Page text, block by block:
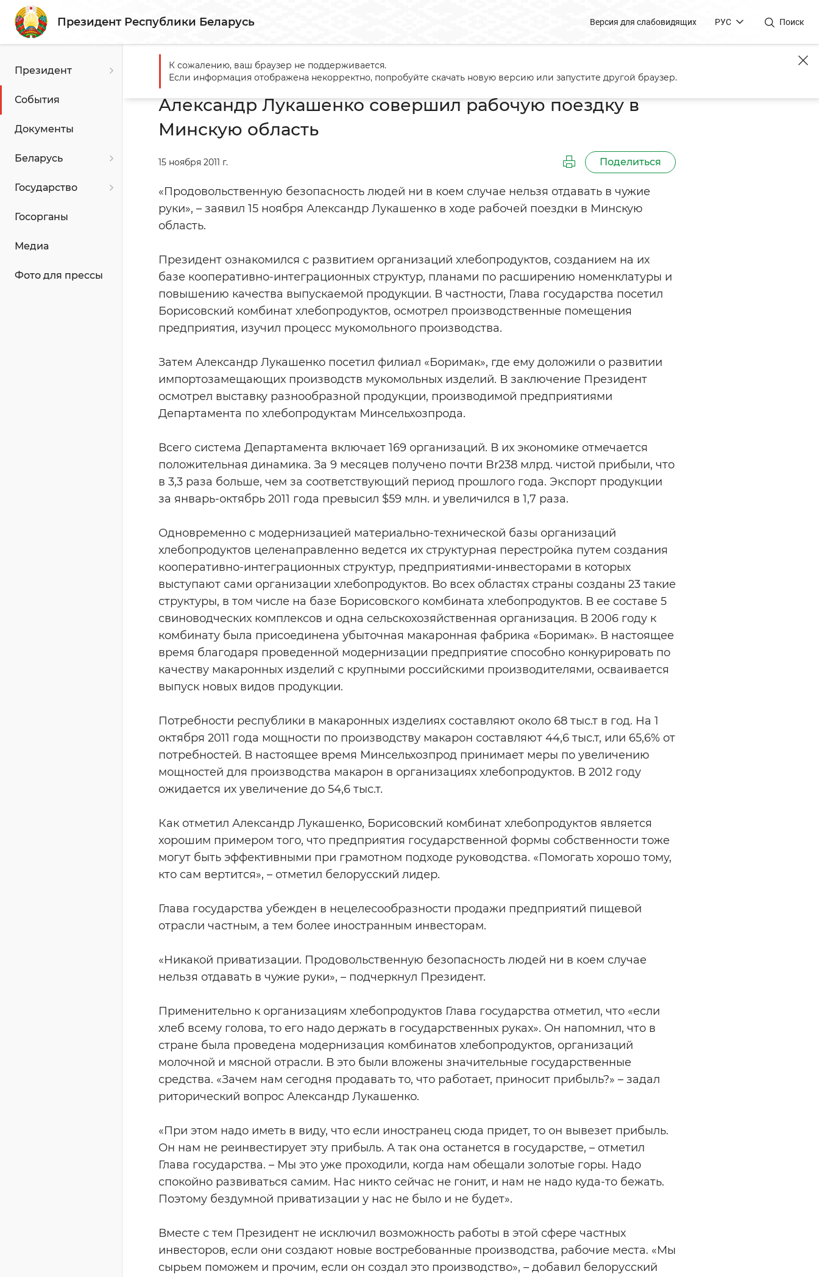
Президент Республики Беларусь Версия для слабовидящих РУС Поиск
Президент
События
Документы
Беларусь
Государство
Госорганы
Медиа
Фото для прессы
Главная События Александр Лукашенко совершил рабочую поездку в Минскую область
Александр Лукашенко совершил рабочую поездку в
Минскую область
15 ноября 2011 г. Поделиться
«Продовольственную безопасность людей ни в коем случае нельзя отдавать в чужие
руки», – заявил 15 ноября Александр Лукашенко в ходе рабочей поездки в Минскую
область.
Президент ознакомился с развитием организаций хлебопродуктов, созданием на их
базе кооперативно-интеграционных структур, планами по расширению номенклатуры и
повышению качества выпускаемой продукции. В частности, Глава государства посетил
Борисовский комбинат хлебопродуктов, осмотрел производственные помещения
предприятия, изучил процесс мукомольного производства.
Затем Александр Лукашенко посетил филиал «Боримак», где ему доложили о развитии
импортозамещающих производств мукомольных изделий. В заключение Президент
осмотрел выставку разнообразной продукции, производимой предприятиями
Департамента по хлебопродуктам Минсельхозпрода.
Всего система Департамента включает 169 организаций. В их экономике отмечается
положительная динамика. За 9 месяцев получено почти Br238 млрд. чистой прибыли, что
в 3,3 раза больше, чем за соответствующий период прошлого года. Экспорт продукции
за январь-октябрь 2011 года превысил $59 млн. и увеличился в 1,7 раза.
Одновременно с модернизацией материально-технической базы организаций
хлебопродуктов целенаправленно ведется их структурная перестройка путем создания
кооперативно-интеграционных структур, предприятиями-инвесторами в которых
выступают сами организации хлебопродуктов. Во всех областях страны созданы 23 такие
структуры, в том числе на базе Борисовского комбината хлебопродуктов. В ее составе 5
свиноводческих комплексов и одна сельскохозяйственная организация. В 2006 году к
комбинату была присоединена убыточная макаронная фабрика «Боримак». В настоящее
время благодаря проведенной модернизации предприятие способно конкурировать по
качеству макаронных изделий с крупными российскими производителями, осваивается
выпуск новых видов продукции.
Потребности республики в макаронных изделиях составляют около 68 тыс.т в год. На 1
октября 2011 года мощности по производству макарон составляют 44,6 тыс.т, или 65,6% от
потребностей. В настоящее время Минсельхозпрод принимает меры по увеличению
мощностей для производства макарон в организациях хлебопродуктов. В 2012 году
ожидается их увеличение до 54,6 тыс.т.
Как отметил Александр Лукашенко, Борисовский комбинат хлебопродуктов является
хорошим примером того, что предприятия государственной формы собственности тоже
могут быть эффективными при грамотном подходе руководства. «Помогать хорошо тому,
кто сам вертится», – отметил белорусский лидер.
Глава государства убежден в нецелесообразности продажи предприятий пищевой
отрасли частным, а тем более иностранным инвесторам.
«Никакой приватизации. Продовольственную безопасность людей ни в коем случае
нельзя отдавать в чужие руки», – подчеркнул Президент.
Применительно к организациям хлебопродуктов Глава государства отметил, что «если
хлеб всему голова, то его надо держать в государственных руках». Он напомнил, что в
стране была проведена модернизация комбинатов хлебопродуктов, организаций
молочной и мясной отрасли. В это были вложены значительные государственные
средства. «Зачем нам сегодня продавать то, что работает, приносит прибыль?» – задал
риторический вопрос Александр Лукашенко.
«При этом надо иметь в виду, что если иностранец сюда придет, то он вывезет прибыль.
Он нам не реинвестирует эту прибыль. А так она останется в государстве, – отметил
Глава государства. – Мы это уже проходили, когда нам обещали золотые горы. Надо
спокойно развиваться самим. Нас никто сейчас не гонит, и нам не надо куда-то бежать.
Поэтому бездумной приватизации у нас не было и не будет».
Вместе с тем Президент не исключил возможность работы в этой сфере частных
инвесторов, если они создают новые востребованные производства, рабочие места. «Мы
сырьем поможем и прочим, если он создал это производство», – добавил белорусский
К сожалению, ваш браузер не поддерживается.
Если информация отображена некорректно, попробуйте скачать новую версию или запустите другой браузер.